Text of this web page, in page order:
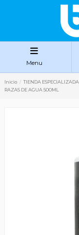
Menu
Inicio TIENDA ESPECIALIZADA
RAZAS DE AGUA 500ML